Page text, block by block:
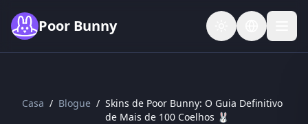
Poor Bunny
Casa / Blogue / Skins de Poor Bunny: O Guia Definitivo
de Mais de 100 Coelhos 🐰